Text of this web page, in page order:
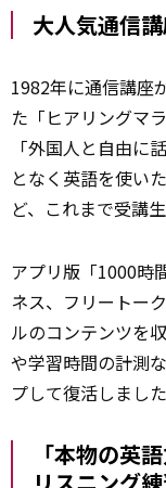
大人気通信
1982年に通信講座
た「ヒアリングマラ
「外国人と自由に
となく英語を使い
ど、これまで受講
アプリ版「1000時
ネス、フリートー
ルのコンテンツを収
や学習時間の計測
プして復活しました
「本物の英